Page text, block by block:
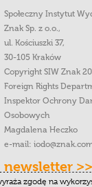
Społeczny Instytut
Znak Sp. z o.o.,
ul. Kościuszki 37,
30-105 Kraków
Copyright SIW Znak
Foreign Rights
Inspektor Ochrony
Osobowych
Magdalena Heczko
e-mail:
newsletter >>
zgodę na